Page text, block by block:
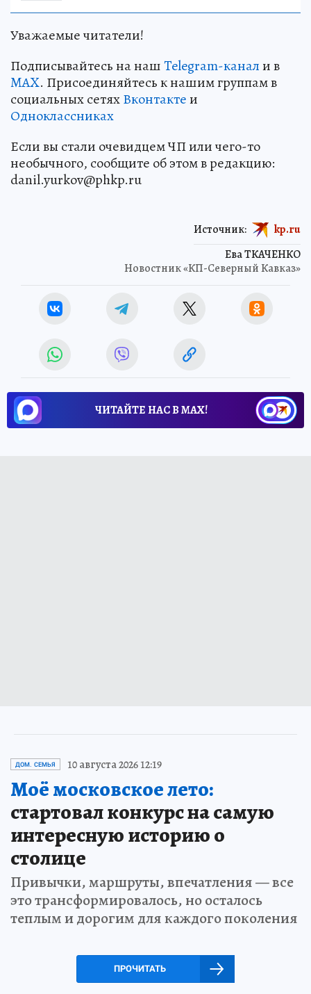
Уважаемые читатели!
Подписывайтесь на нашTelegram-канали в
MAX. Присоединяйтесь к нашим группам в
социальных сетяхВконтактеи
Одноклассниках
Если вы стали очевидцем ЧП или чего-то
необычного, сообщите об этом в редакцию:
danil.yurkov@phkp.ru
Ева ТКАЧЕНКО
Новостник «КП-Северный Кавказ»
Источник: kp.ru
ЧИТАЙТЕ НАС В МАХ!
ДОМ. СЕМЬЯ 10 августа 2026 12:19
Моё московское лето:
стартовал конкурс на самую
интересную историю о
столице
Привычки, маршруты, впечатления — все
это трансформировалось, но осталось
теплым и дорогим для каждого поколения
ПРОЧИТАТЬ